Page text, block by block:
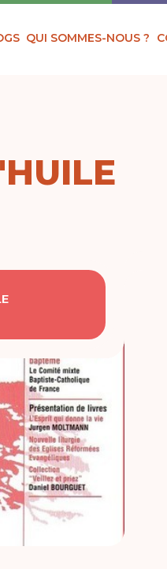
QUI SOMMES-NOUS ?